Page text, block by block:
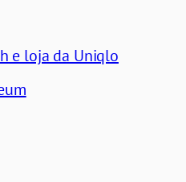
e loja da Uniqlo